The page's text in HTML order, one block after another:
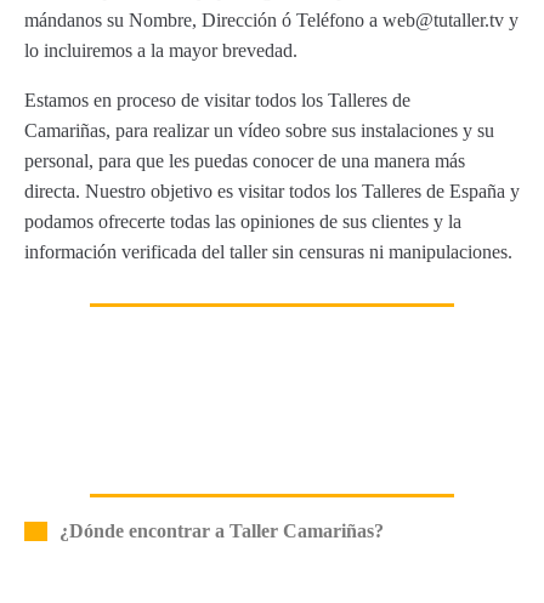
mándanos su Nombre, Dirección ó Teléfono a web@tutaller.tv y
lo incluiremos a la mayor brevedad.
Estamos en proceso de visitar todos los Talleres de
Camariñas, para realizar un vídeo sobre sus instalaciones y su
personal, para que les puedas conocer de una manera más
directa. Nuestro objetivo es visitar todos los Talleres de España y
podamos ofrecerte todas las opiniones de sus clientes y la
información verificada del taller sin censuras ni manipulaciones.
¿Dónde encontrar a Taller Camariñas?